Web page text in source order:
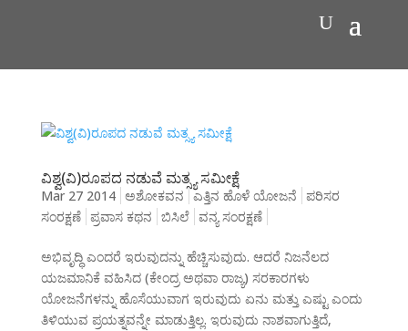
ವಿಶ್ವ(ವಿ)ರೂಪದ ನಡುವೆ ಮತ್ಸ್ಯ ಸಮೀಕ್ಷೆ
Mar 27 2014 ಅಶೋಕವನ ಎತ್ತಿನ ಹೊಳೆ ಯೋಜನೆ ಪರಿಸರ
ಸಂರಕ್ಷಣೆ ಪ್ರವಾಸ ಕಥನ ಬಿಸಿಲೆ ವನ್ಯ ಸಂರಕ್ಷಣೆ
ಅಭಿವೃದ್ಧಿ ಎಂದರೆ ಇರುವುದನ್ನು ಹೆಚ್ಚಿಸುವುದು. ಆದರೆ ನಿಜನೆಲದ
ಯಜಮಾನಿಕೆ ವಹಿಸಿದ (ಕೇಂದ್ರ ಅಥವಾ ರಾಜ್ಯ) ಸರಕಾರಗಳು
ಯೋಜನೆಗಳನ್ನು ಹೊಸೆಯುವಾಗ ಇರುವುದು ಏನು ಮತ್ತು ಎಷ್ಟು ಎಂದು
ತಿಳಿಯುವ ಪ್ರಯತ್ನವನ್ನೇ ಮಾಡುತ್ತಿಲ್ಲ. ಇರುವುದು ನಾಶವಾಗುತ್ತಿದೆ,